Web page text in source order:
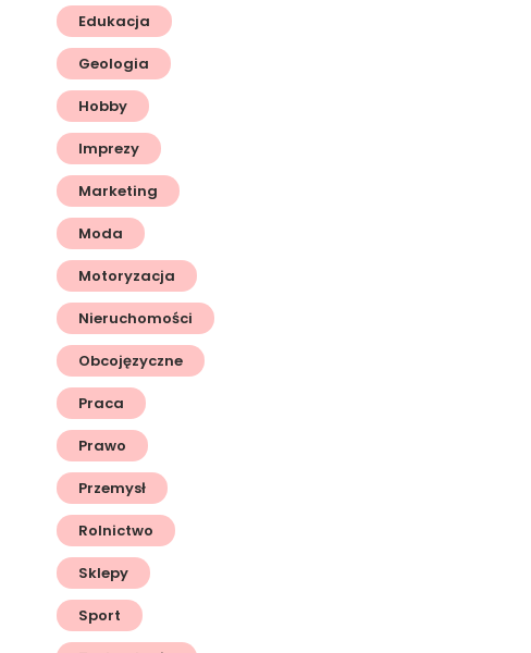
Edukacja
Geologia
Hobby
Imprezy
Marketing
Moda
Motoryzacja
Nieruchomości
Obcojęzyczne
Praca
Prawo
Przemysł
Rolnictwo
Sklepy
Sport